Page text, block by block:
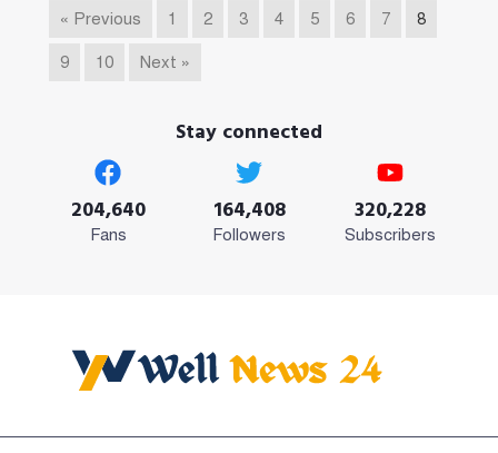
« Previous 1 2 3 4 5 6 7 8
9 10 Next »
Stay connected
204,640
Fans
164,408
Followers
320,228
Subscribers